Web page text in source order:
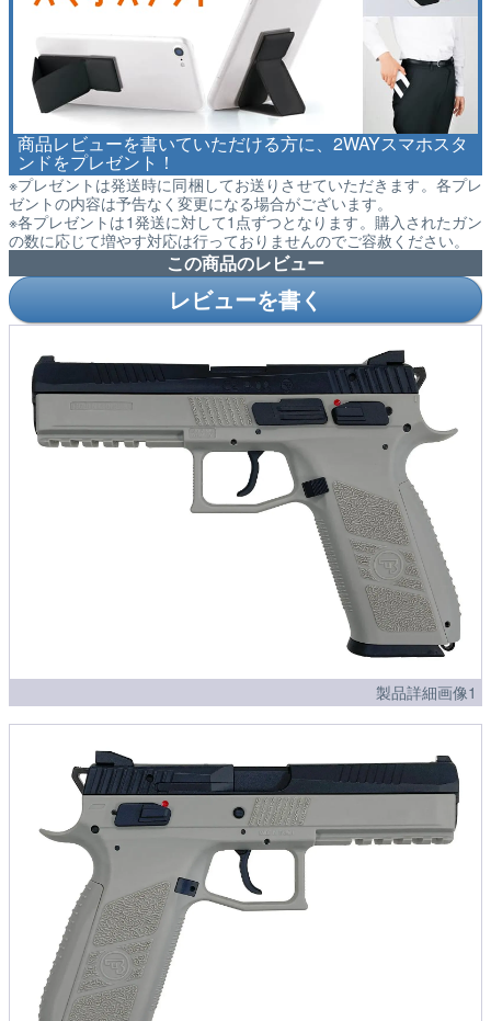
商品レビューを書いていただける方に、2WAYスマホスタ
ンドをプレゼント！
※プレゼントは発送時に同梱してお送りさせていただきます。各プレ
ゼントの内容は予告なく変更になる場合がございます。
※各プレゼントは1発送に対して1点ずつとなります。購入されたガン
の数に応じて増やす対応は行っておりませんのでご容赦ください。
この商品のレビュー
レビューを書く
製品詳細画像1